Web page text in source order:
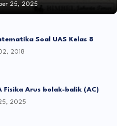
25, 2025
Soal UAS Kelas 8
2018
Fisika Arus bolak-balik (AC)
2025